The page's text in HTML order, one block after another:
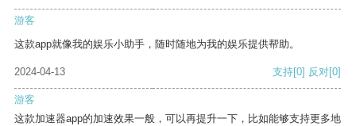
游客
这款app就像我的娱乐小助手，随时随地为我的娱乐提供帮助。
2024-04-13 支持[0] 反对[0]
游客
这款加速器app的加速效果一般，可以再提升一下，比如能够支持更多地